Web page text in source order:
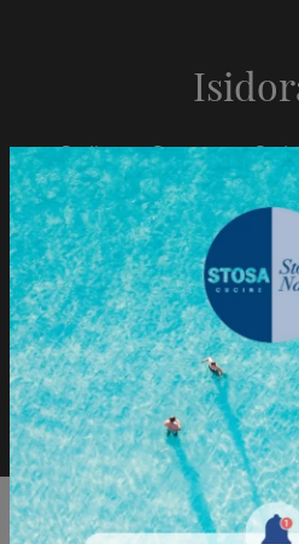
Sedia con Struttura e
Sfoglia
Richiedi
Sfoglia il